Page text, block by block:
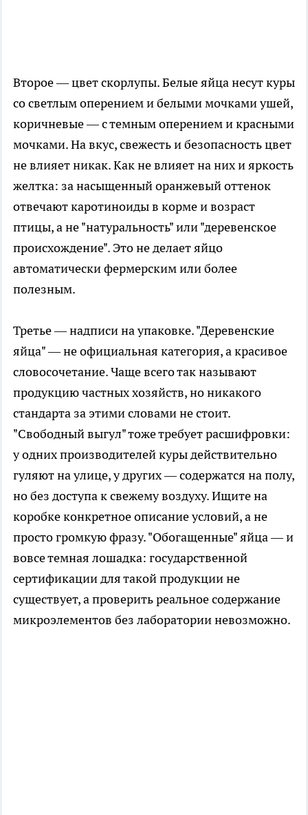
Второе — цвет скорлупы. Белые яйца несут куры
со светлым оперением и белыми мочками ушей,
коричневые — с темным оперением и красными
мочками. На вкус, свежесть и безопасность цвет
не влияет никак. Как не влияет на них и яркость
желтка: за насыщенный оранжевый оттенок
отвечают каротиноиды в корме и возраст
птицы, а не "натуральность" или "деревенское
происхождение". Это не делает яйцо
автоматически фермерским или более
полезным.
Третье — надписи на упаковке. "Деревенские
яйца" — не официальная категория, а красивое
словосочетание. Чаще всего так называют
продукцию частных хозяйств, но никакого
стандарта за этими словами не стоит.
"Свободный выгул" тоже требует расшифровки:
у одних производителей куры действительно
гуляют на улице, у других — содержатся на полу,
но без доступа к свежему воздуху. Ищите на
коробке конкретное описание условий, а не
просто громкую фразу. "Обогащенные" яйца — и
вовсе темная лошадка: государственной
сертификации для такой продукции не
существует, а проверить реальное содержание
микроэлементов без лаборатории невозможно.